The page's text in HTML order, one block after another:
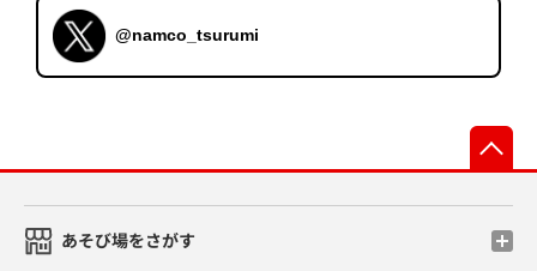
@namco_tsurumi
あそび場をさがす